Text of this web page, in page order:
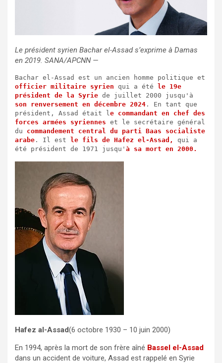
Le président syrien Bachar el-Assad s’exprime à Damas
en 2019. SANA/APCNN —
officier militaire syrien qui a été le 19e
président de la Syrie
son renversement en décembre 2024 . En tant que
président, Assad était l e commandant en chef des
forces armées syriennes et le secrétaire général
du commandement central du parti Baas socialiste
arabe . Il est le fils de Hafez el-Assad,
qui a
été président de 1971 jusqu' à sa mort en 2000.
Hafez al-Assad(6 octobre 1930 – 10 juin 2000)
En 1994, après la mort de son frère aîné Bassel el-Assad
dans un accident de voiture, Assad est rappelé en Syrie